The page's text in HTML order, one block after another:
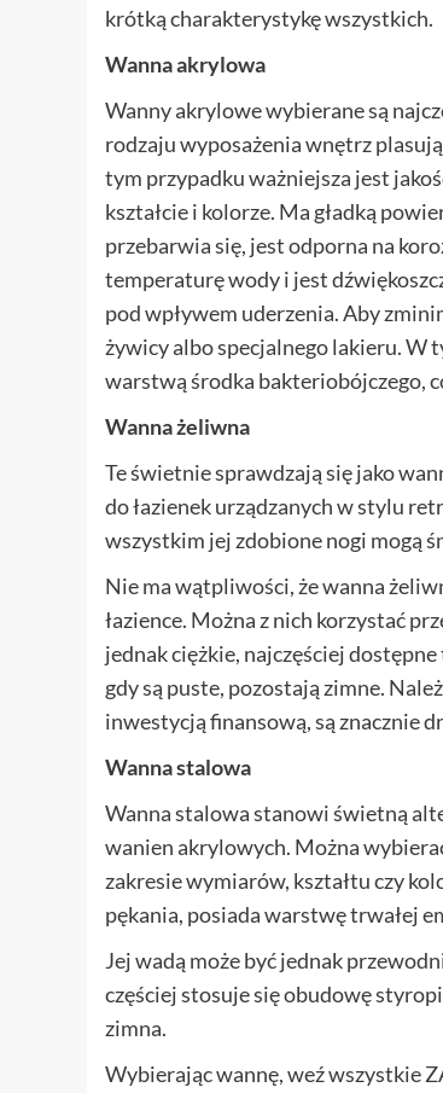
krótką charakterystykę wszystkich.
Wanna akrylowa
Wanny akrylowe wybierane są
rodzaju wyposażenia wnętrz
tym przypadku ważniejsza jest
kształcie i kolorze. Ma gładką
przebarwia się, jest odporna na
temperaturę wody i jest
pod wpływem uderzenia. Aby
żywicy albo specjalnego lakieru. W
warstwą środka bakteriobójczego,
Wanna żeliwna
Te świetnie sprawdzają się jako
do łazienek urządzanych w stylu
wszystkim jej zdobione nogi mogą
Nie ma wątpliwości, że wanna
łazience. Można z nich korzystać
jednak ciężkie, najczęściej
gdy są puste, pozostają zimne.
inwestycją finansową, są znacznie
Wanna stalowa
Wanna stalowa stanowi świetną
wanien akrylowych. Można
zakresie wymiarów, kształtu czy
pękania, posiada warstwę trwałej
Jej wadą może być jednak
częściej stosuje się obudowę
zimna.
Wybierając wannę, weź wszystkie